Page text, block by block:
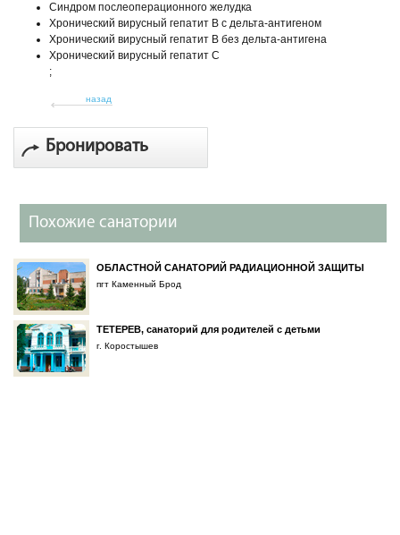
Синдром послеоперационного желудка
Хронический вирусный гепатит В с дельта-антигеном
Хронический вирусный гепатит В без дельта-антигена
Хронический вирусный гепатит С
;
назад
Бронировать
Похожие санатории
ОБЛАСТНОЙ САНАТОРИЙ РАДИАЦИОННОЙ ЗАЩИТЫ
пгт Каменный Брод
ТЕТЕРЕВ, санаторий для родителей с детьми
г. Коростышев